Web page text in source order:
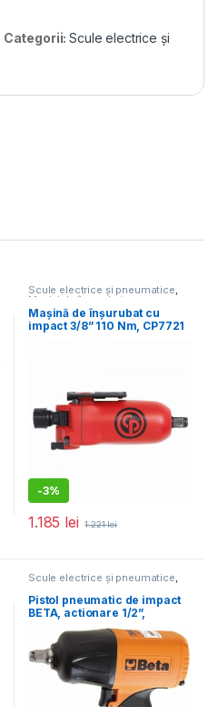
Categorii:Scule electrice și
Scule electrice și pneumatice,
Mașini de înșurubat
Mașină de înșurubat cu
impact 3/8” 110 Nm, CP7721
-3%
1.185 lei 1.221lei
Scule electrice și pneumatice,
Scule pneumatice speciale
Pistol pneumatic de impact
BETA, actionare 1/2”,
1750NM 1927P